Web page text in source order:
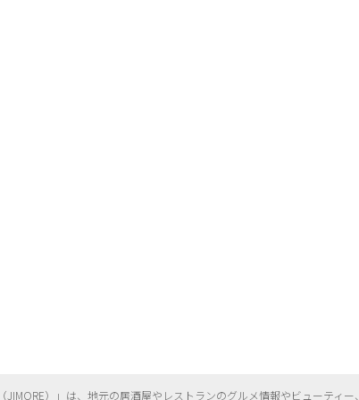
JIMORE）」は、地元の居酒屋やレストランのグルメ情報やビューティー、